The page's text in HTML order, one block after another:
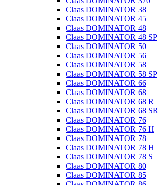
Claas DOMINATOR 38
Claas DOMINATOR 45
Claas DOMINATOR 48
Claas DOMINATOR 48 SP
Claas DOMINATOR 50
Claas DOMINATOR 56
Claas DOMINATOR 58
Claas DOMINATOR 58 SP
Claas DOMINATOR 66
Claas DOMINATOR 68
Claas DOMINATOR 68 R
Claas DOMINATOR 68 SR
Claas DOMINATOR 76
Claas DOMINATOR 76 H
Claas DOMINATOR 78
Claas DOMINATOR 78 H
Claas DOMINATOR 78 S
Claas DOMINATOR 80
Claas DOMINATOR 85